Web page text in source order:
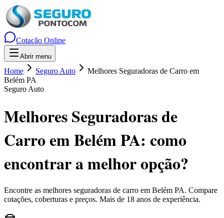
Cotação Online
Abrir menu
Home Seguro Auto
Melhores Seguradoras de Carro em
Belém PA
Seguro Auto
Melhores Seguradoras de
Carro em Belém PA: como
encontrar a melhor opção?
Encontre as melhores seguradoras de carro em Belém PA. Compare
cotações, coberturas e preços. Mais de 18 anos de experiência.